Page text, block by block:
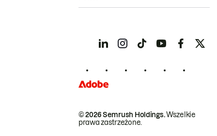
© 2026 Semrush Holdings.Wszelkie
prawa zastrzeżone.